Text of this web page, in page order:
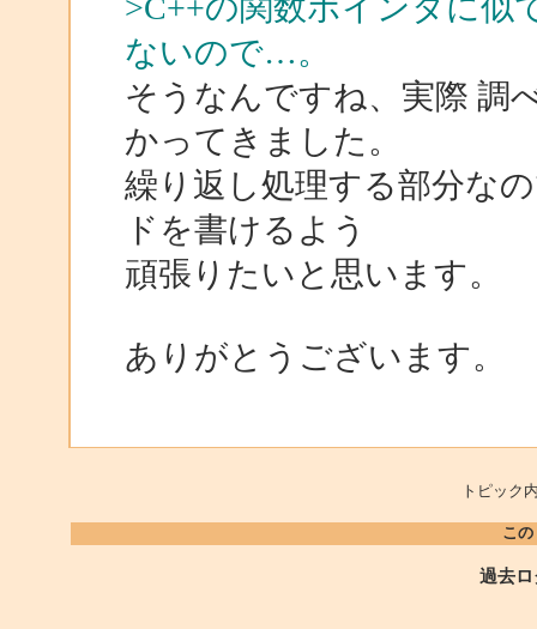
>C++の関数ポインタに似
ないので…。
そうなんですね、実際 調
かってきました。
繰り返し処理する部分な
ドを書けるよう
頑張りたいと思います。
ありがとうございます。
トピッ
こ
過去